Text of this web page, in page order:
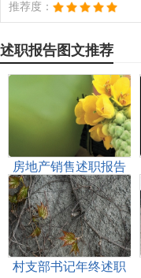
推荐度：
述职报告图文推荐
房地产销售述职报告
范本[本文共6184字]
村支部书记年终述职